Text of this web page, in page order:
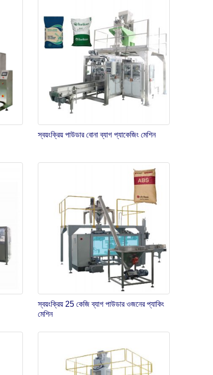
স্বয়ংক্রিয় পাউডার বোনা ব্যাগ প্যাকেজিং মেশিন
স্বয়ংক্রিয় 25 কেজি ব্যাগ পাউডার ওজনের প্যাকিং
মেশিন